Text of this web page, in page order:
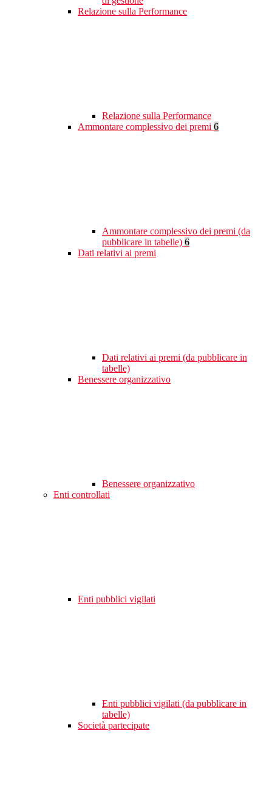
Relazione sulla Performance
Relazione sulla Performance
Ammontare complessivo dei premi 6
Ammontare complessivo dei premi (da
pubblicare in tabelle) 6
Dati relativi ai premi
Dati relativi ai premi (da pubblicare in
tabelle)
Benessere organizzativo
Benessere organizzativo
Enti controllati
Enti pubblici vigilati
Enti pubblici vigilati (da pubblicare in
tabelle)
Società partecipate